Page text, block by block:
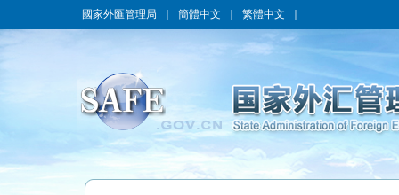
國家外匯管理局 簡體中文 繁體中文